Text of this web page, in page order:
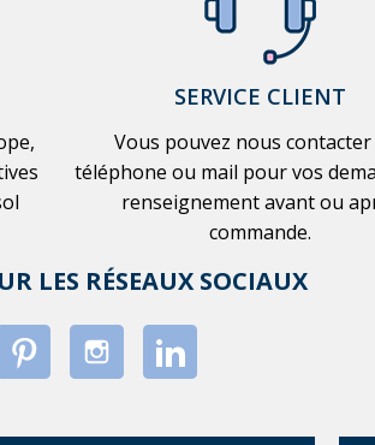
SERVICE CLIENT
Vous pouvez nous
téléphone ou mail pour vos
renseignement avant ou
commande.
LES RÉSEAUX SOCIAUX